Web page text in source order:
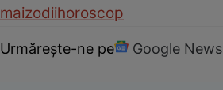
maizodiihoroscop
Urmărește-ne pe Google News